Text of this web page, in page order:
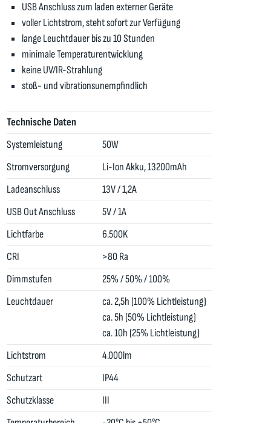
USB Anschluss zum laden externer Geräte
voller Lichtstrom, steht sofort zur Verfügung
lange Leuchtdauer bis zu 10 Stunden
minimale Temperaturentwicklung
keine UV/IR-Strahlung
stoß- und vibrationsunempfindlich
Technische Daten
Systemleistung
50W
Stromversorgung
Li-Ion Akku, 13200mAh
Ladeanschluss
13V / 1,2A
USB Out Anschluss
5V / 1A
Lichtfarbe
6.500K
CRI
>80 Ra
Dimmstufen
25% / 50% / 100%
Leuchtdauer
ca. 2,5h (100% Lichtleistung)
ca. 5h (50% Lichtleistung)
ca. 10h (25% Lichtleistung)
Lichtstrom
4.000lm
Schutzart
IP44
Schutzklasse
III